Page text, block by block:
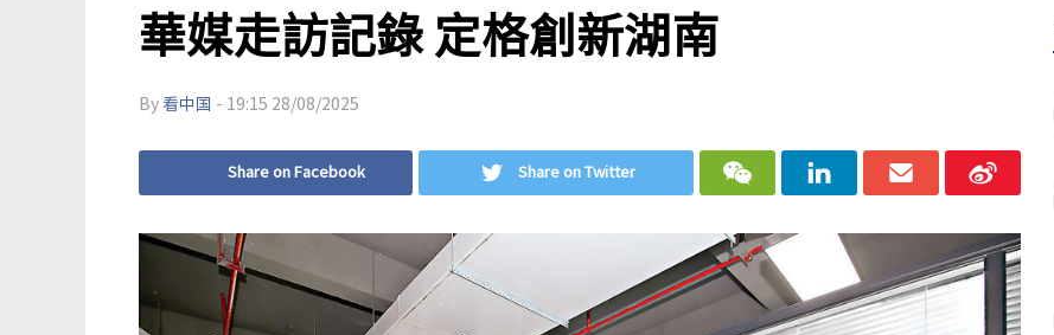
華媒走訪記錄 定格創新湖南
By 看中国 - 19:15 28/08/2025
Share on Facebook Share on Twitter